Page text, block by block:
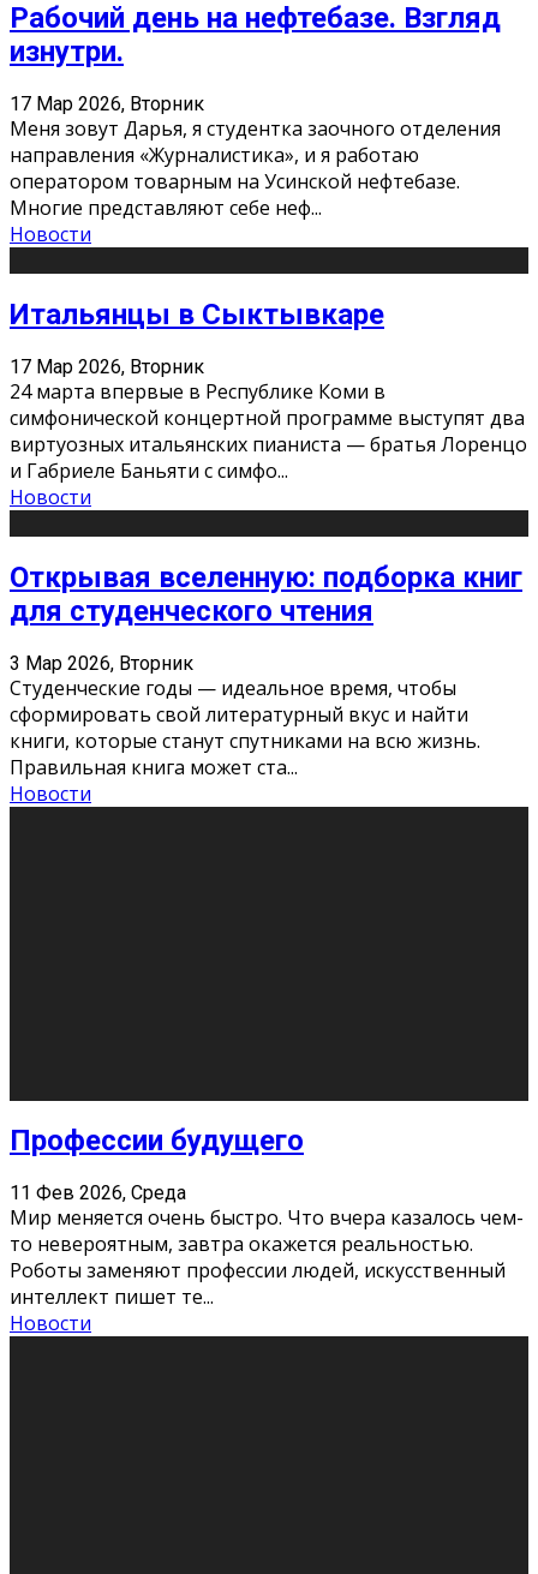
Рабочий день на нефтебазе. Взгляд
изнутри.
17 Мар 2026, Вторник
Меня зовут Дарья, я студентка заочного отделения
направления «Журналистика», и я работаю
оператором товарным на Усинской нефтебазе.
Многие представляют себе неф...
Новости
Итальянцы в Сыктывкаре
17 Мар 2026, Вторник
24 марта впервые в Республике Коми в
симфонической концертной программе выступят два
виртуозных итальянских пианиста — братья Лоренцо
и Габриеле Баньяти с симфо...
Новости
Открывая вселенную: подборка книг
для студенческого чтения
3 Мар 2026, Вторник
Студенческие годы — идеальное время, чтобы
сформировать свой литературный вкус и найти
книги, которые станут спутниками на всю жизнь.
Правильная книга может ста...
Новости
Как бороться со стрессом
11 Фев 2026, Среда
Стресс – нормальная реакция организма, когда
факторов, воздействующих на твой организм
больше, чем ресурсов. Есть советы, как бороться со
стрессовым состояни
Новости